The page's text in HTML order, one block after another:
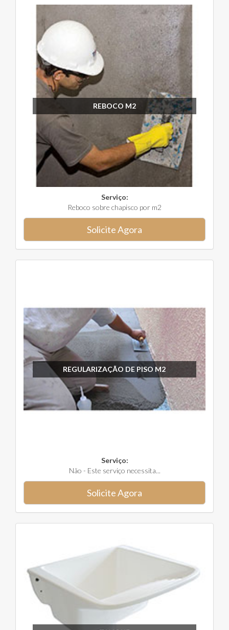
REBOCO M2
Serviço:
Reboco sobre chapisco por m2
Solicite Agora
REGULARIZAÇÃO DE PISO M2
Serviço:
Não - Este serviço necessita...
Solicite Agora